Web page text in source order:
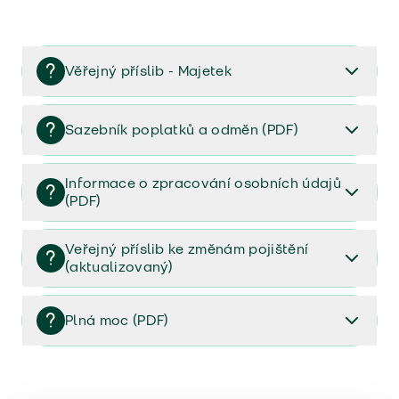
Věřejný příslib - Majetek
Věřejný příslib majetek 2023
Sazebník poplatků a odměn (PDF)
Sazebník poplatků a odměn (PDF)
Informace o zpracování osobních údajů
(PDF)
Informace o zpracování osobních údajů (PDF)
Veřejný příslib ke změnám pojištění
(aktualizovaný)
Veřejný příslib ke změnám pojištění (aktualizovaný)
Plná moc (PDF)